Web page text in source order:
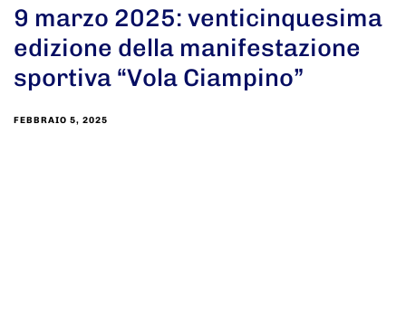
9 marzo 2025: venticinquesima
edizione della manifestazione
sportiva “Vola Ciampino”
FEBBRAIO 5, 2025